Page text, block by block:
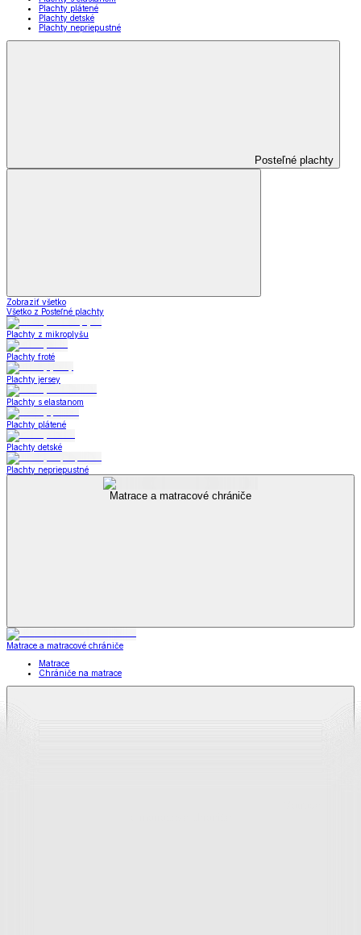
Plachty plátené
Plachty detské
Plachty nepriepustné
Posteľné plachty
Zobraziť všetko
Všetko z Posteľné plachty
Plachty z mikroplyšu
Plachty froté
Plachty jersey
Plachty s elastanom
Plachty plátené
Plachty detské
Plachty nepriepustné
Matrace a matracové chrániče
Matrace a matracové chrániče
Matrace
Chrániče na matrace